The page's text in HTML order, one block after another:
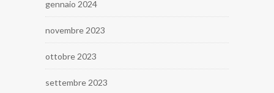
gennaio 2024
novembre 2023
ottobre 2023
settembre 2023